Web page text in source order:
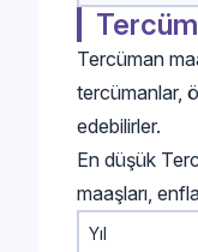
Tercüman
tercümanlar,
edebilirler.
En düşük
maaşları,
Yıl